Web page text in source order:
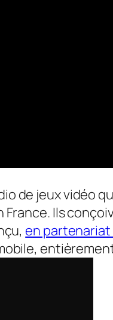
de jeux vidéo
Ils
en partenariat